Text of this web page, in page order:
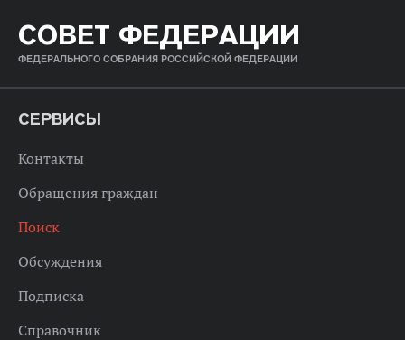
СОВЕТ ФЕДЕРАЦИИ
ФЕДЕРАЛЬНОГО СОБРАНИЯ РОССИЙСКОЙ ФЕДЕРАЦИИ
СЕРВИСЫ
Контакты
Обращения граждан
Поиск
Обсуждения
Подписка
Справочник